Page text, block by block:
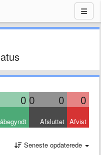
0 0 0 0
Afsluttet Afvist
Seneste opdaterede